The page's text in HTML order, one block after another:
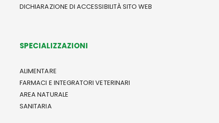
DICHIARAZIONE DI ACCESSIBILITÀ SITO WEB
SPECIALIZZAZIONI
ALIMENTARE
FARMACI E INTEGRATORI VETERINARI
AREA NATURALE
SANITARIA